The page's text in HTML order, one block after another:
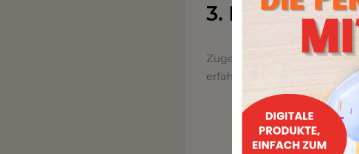
3. Pochiertes
Zugegeben pochierte Eier
erfährst du wie pochierte